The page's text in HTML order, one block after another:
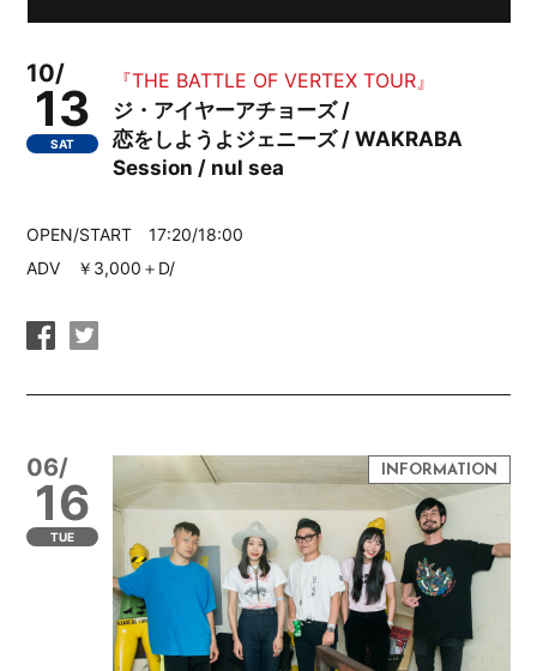
10/
13
SAT
『THE BATTLE OF VERTEX TOUR』
ジ・アイヤーアチョーズ /
恋をしようよジェニーズ / WAKRABA
Session / nul sea
OPEN/START 17:20/18:00
ADV ￥3,000＋D/
06/
16
TUE